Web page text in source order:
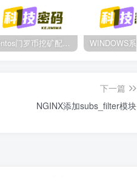
centos门罗币挖矿配置过程
下一篇
NGINX添加subs_filter模块